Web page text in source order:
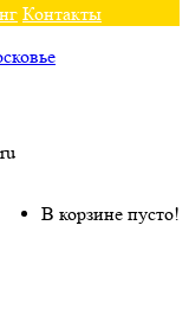
Контакты
В корзине пусто!